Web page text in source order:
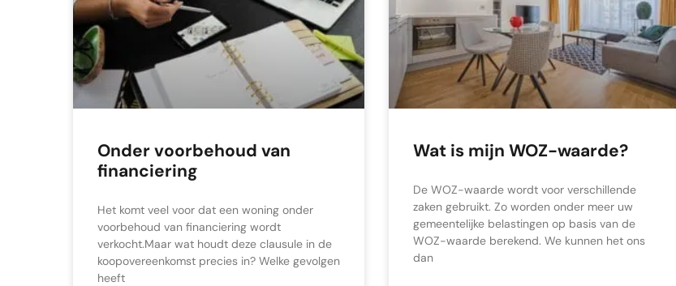
Onder voorbehoud van
financiering
Het komt veel voor dat een woning onder
voorbehoud van financiering wordt
verkocht.Maar wat houdt deze clausule in de
koopovereenkomst precies in? Welke gevolgen
heeft
Wat is mijn WOZ-waarde?
De WOZ-waarde wordt voor verschillende
zaken gebruikt. Zo worden onder meer uw
gemeentelijke belastingen op basis van de
WOZ-waarde berekend. We kunnen het ons
dan